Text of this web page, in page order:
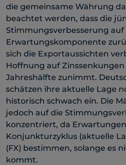
die gemeinsame Währung
beachtet werden, dass die
Stimmungsverbesserung auf
Erwartungskomponente
sich die Exportaussichten
Hoffnung auf
Jahreshälfte zunimmt.
schätzen ihre aktuelle Lage
historisch schwach ein. Die
jedoch auf die
konzentriert, da
Konjunkturzyklus (aktuelle
(FX) bestimmen, solange es
kommt.